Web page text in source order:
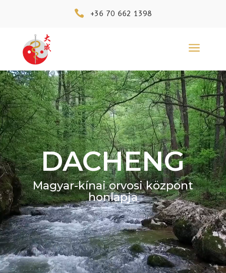
 +36 70 662 1398
a
Videólejátszó
DACHENG
Magyar-kínai orvosi központ
honlapja